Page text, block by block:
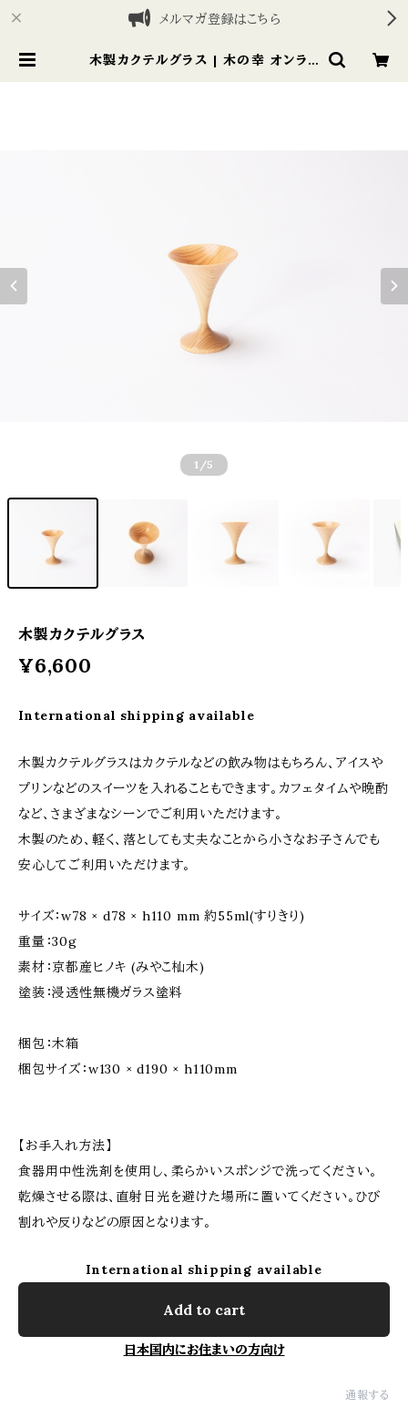
メルマガ登録はこちら
木製カクテルグラス | 木の幸 オンライ
1 /5
木製カクテルグラス
¥6,600
International shipping available
木製カクテルグラスはカクテルなどの飲み物はもちろん、アイスや
プリンなどのスイーツを入れることもできます。カフェタイムや晩酌
など、さまざまなシーンでご利用いただけます。
木製のため、軽く、落としても丈夫なことから小さなお子さんでも
安心してご利用いただけます。
サイズ：w78 × d78 × h110 mm 約55ml(すりきり)
重量：30g
素材：京都産ヒノキ (みやこ杣木)
塗装：浸透性無機ガラス塗料
梱包：木箱
梱包サイズ：w130 × d190 × h110mm
【お手入れ方法】
食器用中性洗剤を使用し、柔らかいスポンジで洗ってください。
乾燥させる際は、直射日光を避けた場所に置いてください。ひび
割れや反りなどの原因となります。
International shipping available
Add to cart
日本国内にお住まいの方向け
通報する